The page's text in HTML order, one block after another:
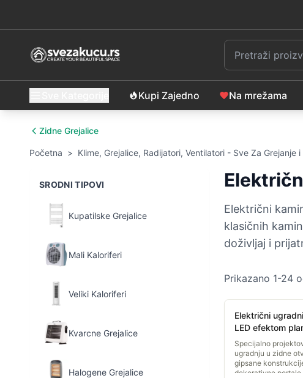
Kupi Zajedno Na mrežama
Zidne Grejalice
Početna > Klime, Grejalice, Radijatori, Ventilatori - Sve Za Grejanje
SRODNI TIPOVI
Kupatilske Grejalice
Mali Kaloriferi
Veliki Kaloriferi
Kvarcne Grejalice
Halogene Grejalice
Električni
klasičnih
doživljaj i
Prikazano 1-24
Električni
LED efektom
2000W FKKI25G
Specijalno
ugradnju u zidne
gipsane
dekorativne